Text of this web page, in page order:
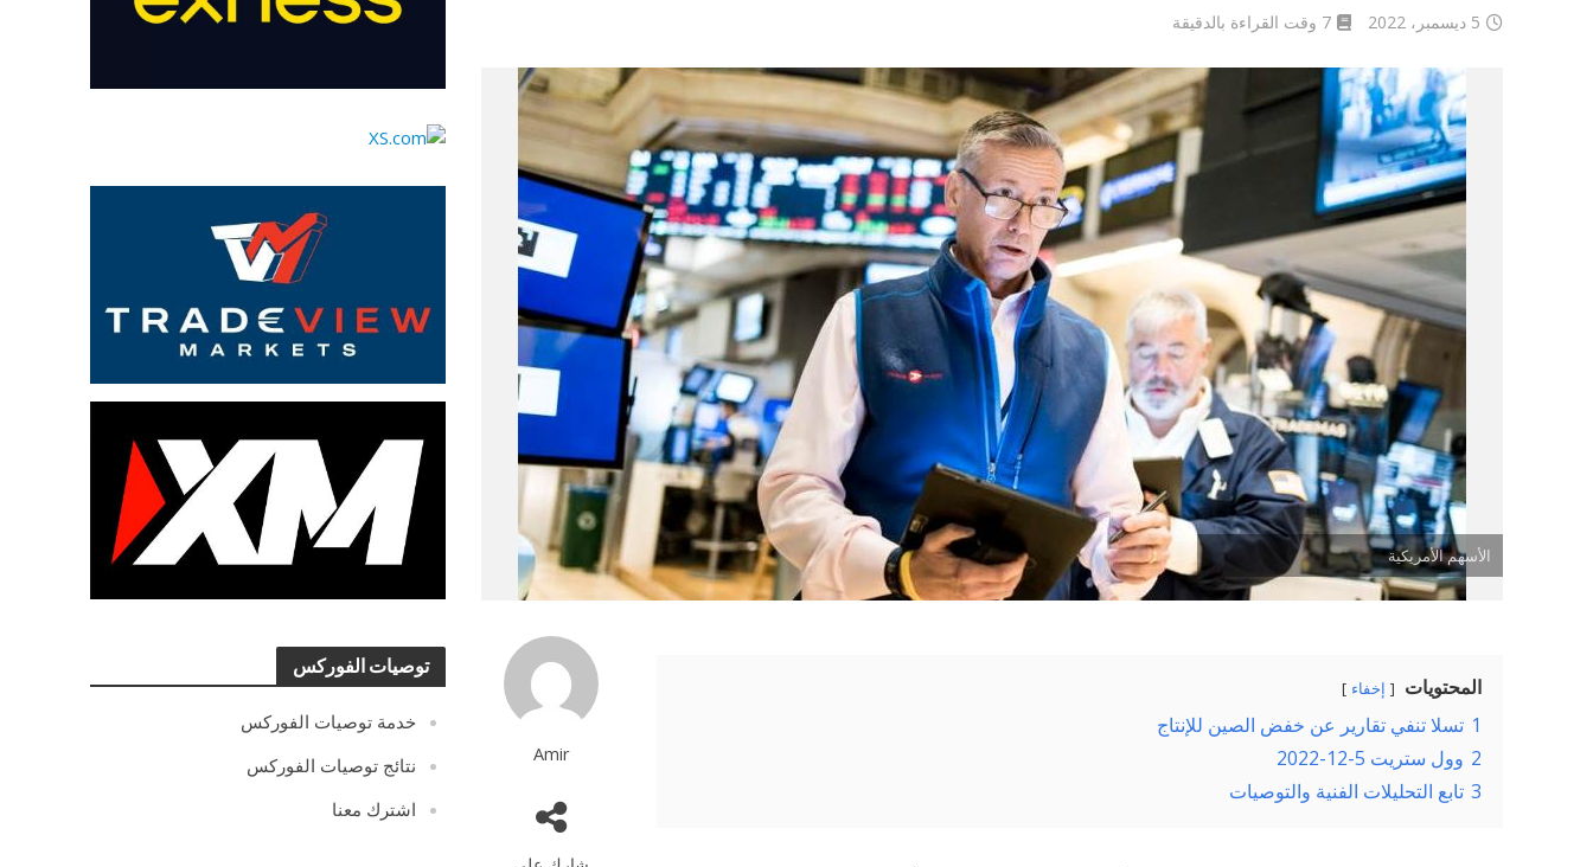
توصيات الفوركس
خدمة توصيات الفوركس
نتائج توصيات الفوركس
اشترك معنا
5 ديسمبر، 2022 7 وقت القراءة بالدقيقة
الأسهم الأمريكية
Amir
المحتويات إخفاء
1 تسلا تنفي تقارير عن خفض الصين للإنتاج
2 وول ستريت 5-12-2022
3 تابع التحليلات الفنية والتوصيات